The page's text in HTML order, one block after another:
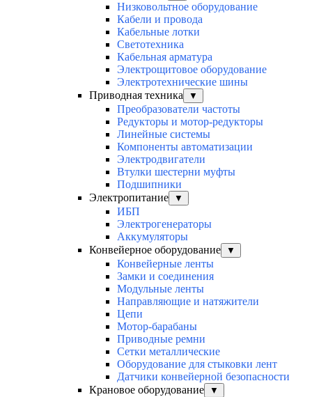
Низковольтное оборудование
Кабели и провода
Кабельные лотки
Светотехника
Кабельная арматура
Электрощитовое оборудование
Электротехнические шины
Приводная техника
▼
Преобразователи частоты
Редукторы и мотор-редукторы
Линейные системы
Компоненты автоматизации
Электродвигатели
Втулки шестерни муфты
Подшипники
Электропитание
▼
ИБП
Электрогенераторы
Аккумуляторы
Конвейерное оборудование
▼
Конвейерные ленты
Замки и соединения
Модульные ленты
Направляющие и натяжители
Цепи
Мотор-барабаны
Приводные ремни
Сетки металлические
Оборудование для стыковки лент
Датчики конвейерной безопасности
Крановое оборудование
▼